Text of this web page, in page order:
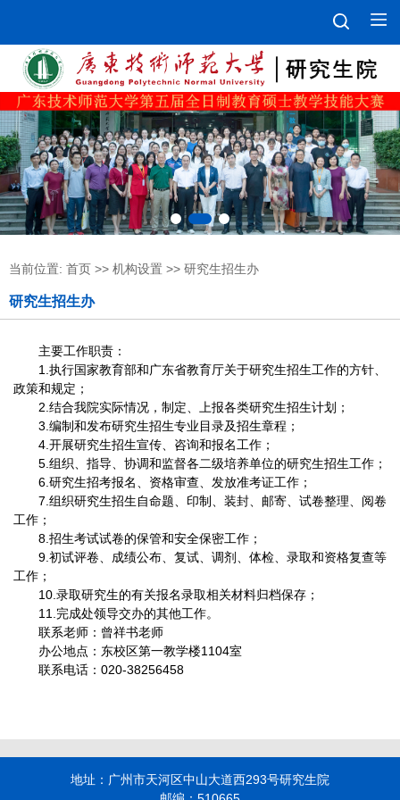
当前位置: 首页 >> 机构设置 >> 研究生招生办
研究生招生办
主要工作职责：
1.执行国家教育部和广东省教育厅关于研究生招生工作的方针、
政策和规定；
2.结合我院实际情况，制定、上报各类研究生招生计划；
3.编制和发布研究生招生专业目录及招生章程；
4.开展研究生招生宣传、咨询和报名工作；
5.组织、指导、协调和监督各二级培养单位的研究生招生工作；
6.研究生招考报名、资格审查、发放准考证工作；
7.组织研究生招生自命题、印制、装封、邮寄、试卷整理、阅卷
工作；
8.招生考试试卷的保管和安全保密工作；
9.初试评卷、成绩公布、复试、调剂、体检、录取和资格复查等
工作；
10.录取研究生的有关报名录取相关材料归档保存；
11.完成处领导交办的其他工作。
联系老师：曾祥书老师
办公地点：东校区第一教学楼1104室
联系电话：020-38256458
地址：广州市天河区中山大道西293号研究生院